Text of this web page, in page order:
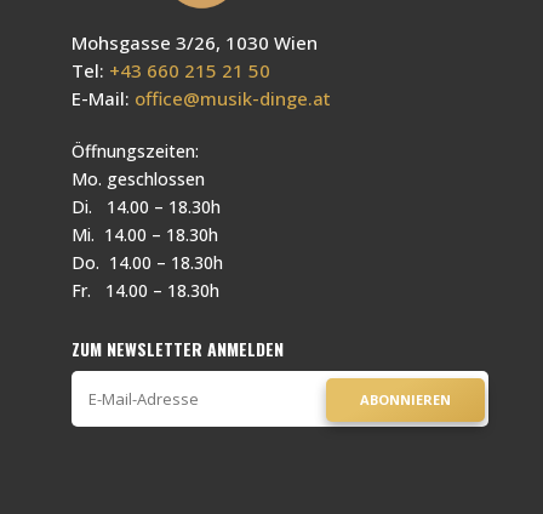
Mohsgasse 3/26, 1030 Wien
Tel: +43 660 215 21 50
E-Mail: office@musik-dinge.at
Öffnungszeiten:
Mo. geschlossen
Di. 14.00 – 18.30h
Mi. 14.00 – 18.30h
Do. 14.00 – 18.30h
Fr. 14.00 – 18.30h
ZUM NEWSLETTER ANMELDEN
ABONNIEREN